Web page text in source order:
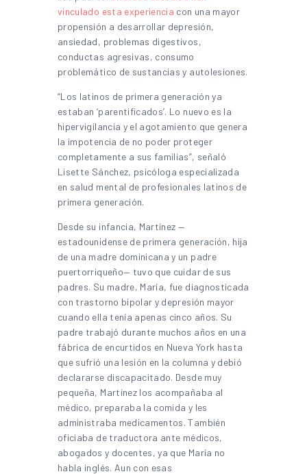
vinculado esta experiencia con una mayor
propensión a desarrollar depresión,
ansiedad, problemas digestivos,
conductas agresivas, consumo
problemático de sustancias y autolesiones.
“Los latinos de primera generación ya
estaban ‘parentificados’. Lo nuevo es la
hipervigilancia y el agotamiento que genera
la impotencia de no poder proteger
completamente a sus familias”, señaló
Lisette Sánchez, psicóloga especializada
en salud mental de profesionales latinos de
primera generación.
Desde su infancia, Martínez —
estadounidense de primera generación, hija
de una madre dominicana y un padre
puertorriqueño— tuvo que cuidar de sus
padres. Su madre, María, fue diagnosticada
con trastorno bipolar y depresión mayor
cuando ella tenía apenas cinco años. Su
padre trabajó durante muchos años en una
fábrica de encurtidos en Nueva York hasta
que sufrió una lesión en la columna y debió
declararse discapacitado. Desde muy
pequeña, Martínez los acompañaba al
médico, preparaba la comida y les
administraba medicamentos. También
oficiaba de traductora ante médicos,
abogados y docentes, ya que María no
habla inglés. Aun con esas